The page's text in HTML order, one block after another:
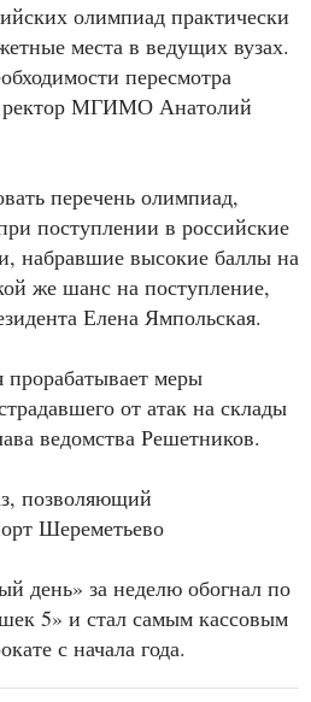
олимпиад практически
места в ведущих вузах.
пересмотра
ректор МГИМО Анатолий
перечень олимпиад,
поступлении в российские
набравшие высокие баллы на
же шанс на поступление,
Елена Ямпольская.
меры
от атак на склады
ведомства Решетников.
позволяющий
Шереметьево
день» за неделю обогнал по
5» и стал самым кассовым
с начала года.